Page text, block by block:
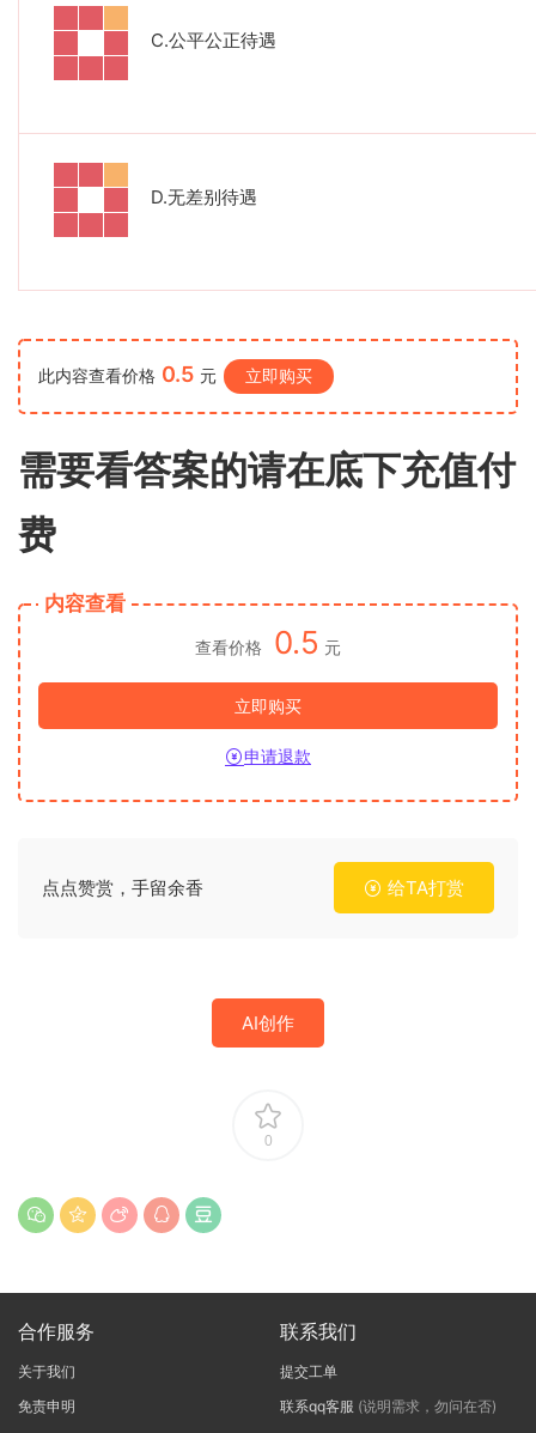
C.公平公正待遇
D.无差别待遇
此内容查看价格 0.5 元 立即购买
需要看答案的请在底下充值付
费
内容查看
查看价格 0.5 元
立即购买
申请退款
点点赞赏，手留余香 给TA打赏
AI创作
0
合作服务
关于我们
免责申明
联系我们
提交工单
联系qq客服 (说明需求，勿问在否)